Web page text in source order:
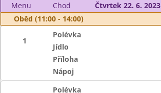
Menu
Chod
Čtvrtek 22. 6. 2023
Oběd (11:00 - 14:00)
1
Polévka
Jídlo
Příloha
Nápoj
Polévka